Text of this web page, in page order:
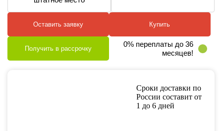
Оставить заявку Купить
Получить в рассрочку
0% переплаты до 36
месяцев!
Сроки доставки по
России составит от
1 до 6 дней